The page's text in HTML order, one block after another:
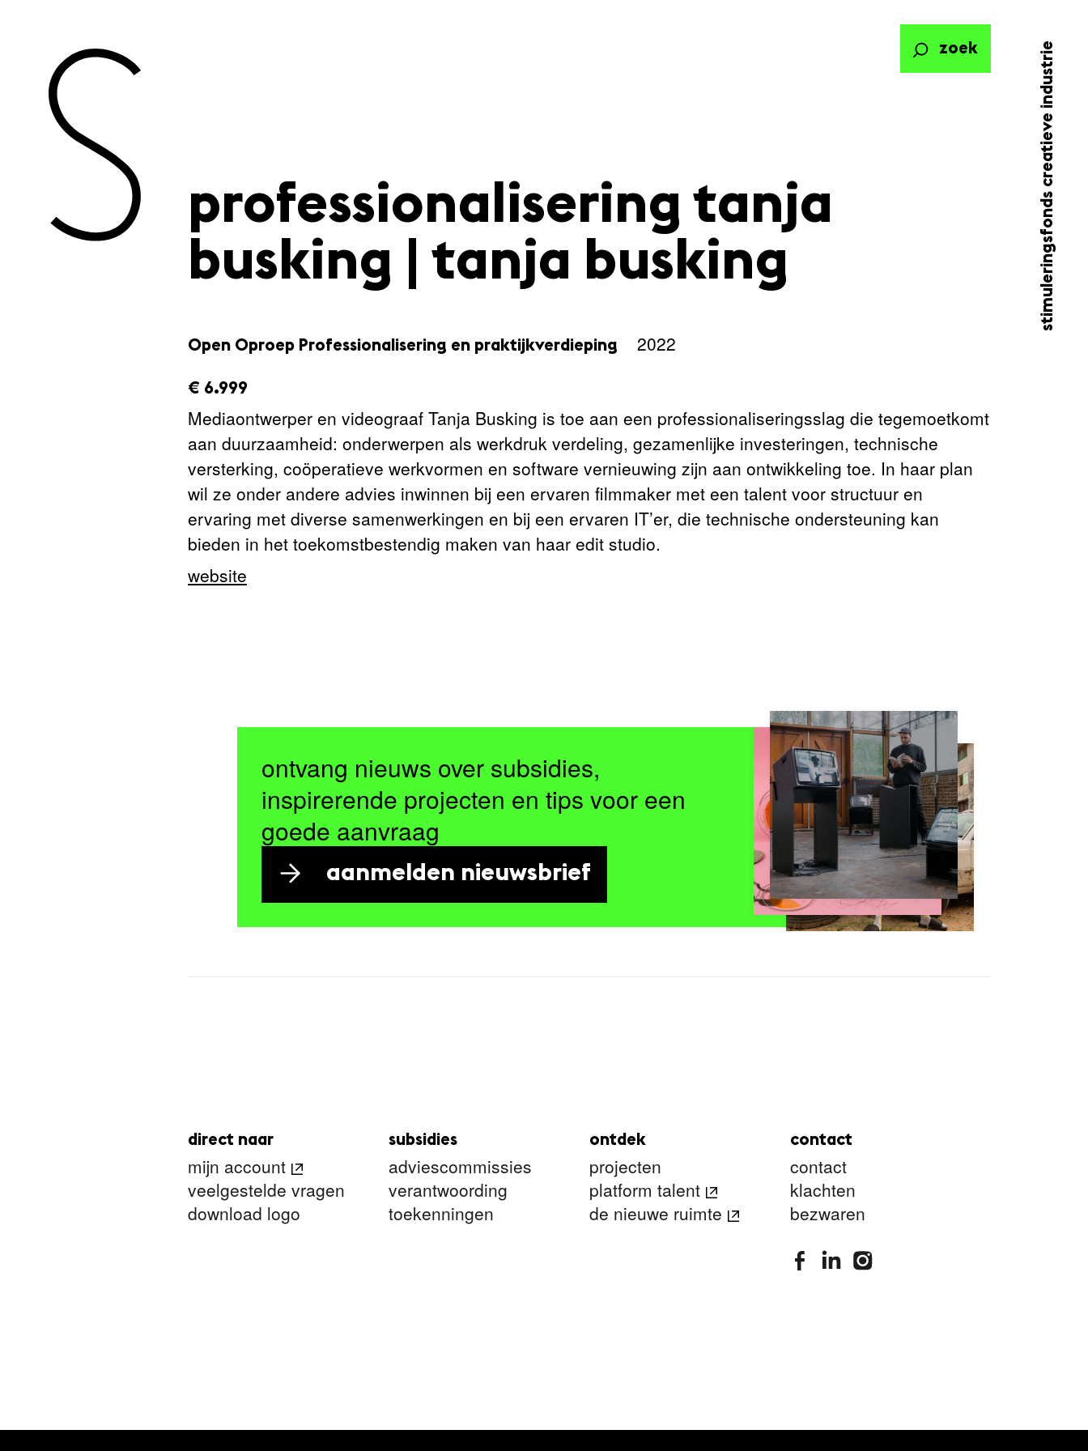
stimuleringsfonds creatieve industrie
zoek
professionalisering tanja
busking | tanja busking
Open Oproep Professionalisering en praktijkverdieping 2022
amount_issued:
€ 6.999
Mediaontwerper en videograaf Tanja Busking is toe aan een professionaliseringsslag die tegemoetkomt
aan duurzaamheid: onderwerpen als werkdruk verdeling, gezamenlijke investeringen, technische
versterking, coöperatieve werkvormen en software vernieuwing zijn aan ontwikkeling toe. In haar plan
wil ze onder andere advies inwinnen bij een ervaren filmmaker met een talent voor structuur en
ervaring met diverse samenwerkingen en bij een ervaren IT’er, die technische ondersteuning kan
bieden in het toekomstbestendig maken van haar edit studio.
website
ontvang nieuws over subsidies,
inspirerende projecten en tips voor een
goede aanvraag
aanmelden nieuwsbrief
direct naar
mijn account
veelgestelde vragen
download logo
subsidies
adviescommissies
verantwoording
toekenningen
ontdek
projecten
platform talent
de nieuwe ruimte
contact
contact
klachten
bezwaren
stimuleringsfonds facebook
stimuleringsfonds linkedin
stimuleringsfonds instagram